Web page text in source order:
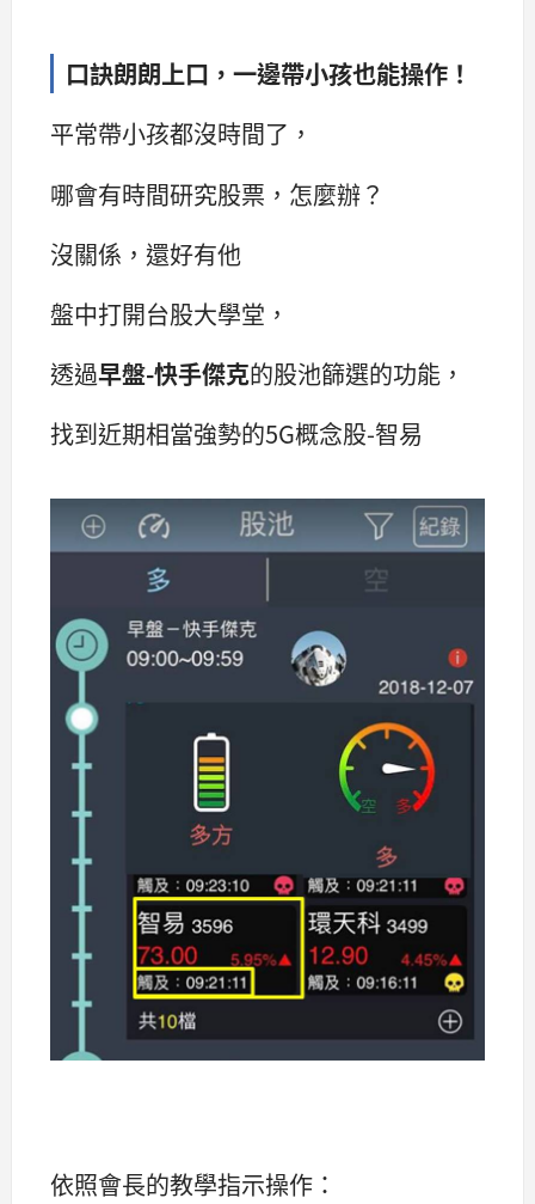
口訣朗朗上口，一邊帶小孩也能操作！
平常帶小孩都沒時間了，
哪會有時間研究股票，怎麼辦？
沒關係，還好有他
盤中打開台股大學堂，
透過早盤-快手傑克的股池篩選的功能，
找到近期相當強勢的5G概念股-智易
依照會長的教學指示操作：